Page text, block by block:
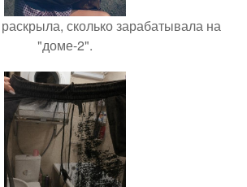
сколько зарабатывала на
"доме-2".